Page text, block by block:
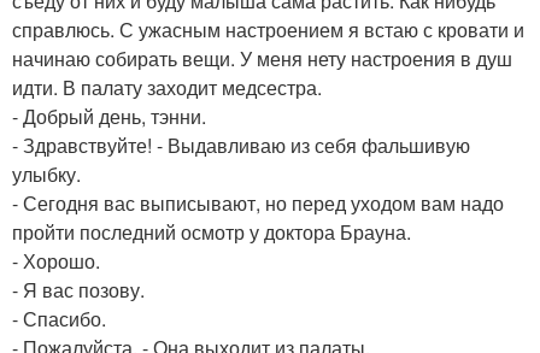
справлюсь. С ужасным настроением я встаю с кровати и
начинаю собирать вещи. У меня нету настроения в душ
идти. В палату заходит медсестра.
- Добрый день, тэнни.
- Здравствуйте! - Выдавливаю из себя фальшивую
улыбку.
- Сегодня вас выписывают, но перед уходом вам надо
пройти последний осмотр у доктора Брауна.
- Хорошо.
- Я вас позову.
- Спасибо.